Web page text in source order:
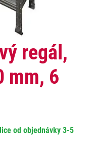
regál,
mm, 6
od objednávky 3-5